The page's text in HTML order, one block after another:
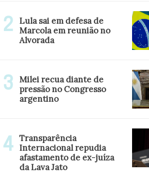
Lula sai em defesa de
Marcola em reunião no
Alvorada
Milei recua diante de
pressão no Congresso
argentino
Transparência
Internacional repudia
afastamento de ex-juíza
da Lava Jato